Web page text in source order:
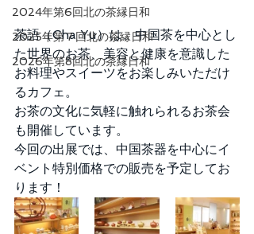
2024年第6回北の茶縁日和
2025年第７回北の茶縁日和
2026年第8回北の茶縁日和
茶語（Cha Yu）は、中国茶を中心とし
た世界のお茶、美容と健康を意識した
お料理やスイーツをお楽しみいただけ
るカフェ。
お茶の文化に気軽に触れられるお茶会
も開催しています。
今回の出展では、中国茶器を中心にイ
ベント特別価格での販売を予定してお
ります！